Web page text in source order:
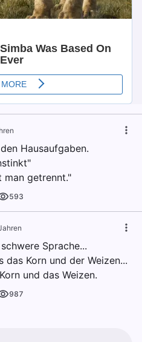
Hausaufgaben.
man getrennt."
593
Sprache...
das Korn und der Weizen...
und das Weizen.
987